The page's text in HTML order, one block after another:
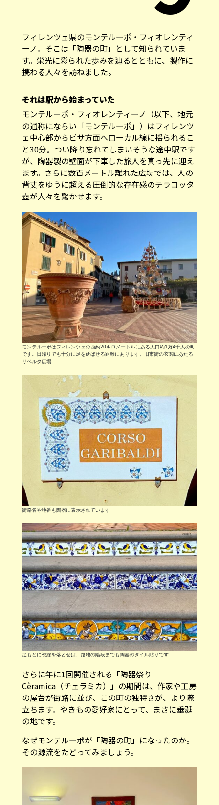
ーノ。そこは「陶器の町」として知られていま
す。栄光に彩られた歩みを辿るとともに、製作に
携わる人々を訪ねました。
モンテルーポ・フィオレンティーノ（以下、地元
の通称にならい「モンテルーポ」）はフィレンツ
ェ中心部からピサ方面へローカル線に揺られるこ
と30分。つい降り忘れてしまいそうな途中駅です
が、陶器製の壁面が下車した旅人を真っ先に迎え
ます。さらに数百メートル離れた広場では、人の
背丈をゆうに超える圧倒的な存在感のテラコッタ
壺が人々を驚かせます。
モンテルーポはフィレンツェの西約20キロメートルにある人口約1万4千人の町
です。日帰りでも十分に足を延ばせる距離にあります。旧市街の玄関にあたる
リベルタ広場
街路名や地番も陶器に表示されています
足もとに視線を落とせば、路地の階段までも陶器のタイル貼りです
Cèramica（チェラミカ）」の期間は、作家や工房
の屋台が街路に並び、この町の独特さが、より際
立ちます。やきもの愛好家にとって、まさに垂涎
の地です。
その源流をたどってみましょう。